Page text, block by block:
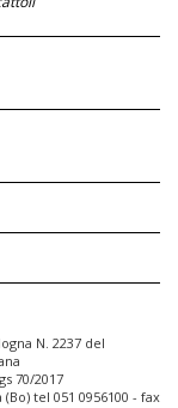
N. 2237 del
70/2017
tel 051 0956100 - fax